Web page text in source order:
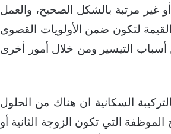
مرتبة بالشكل الصحيح، والعمل
لتكون ضمن الأولويات القصوى
التيسير ومن خلال أمور أخرى
السكانية ان هناك من الحلول
التي تكون الزوجة الثانية أو